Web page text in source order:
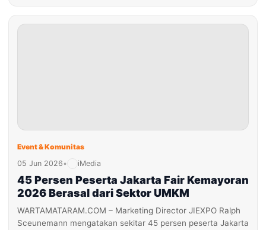
Event & Komunitas
05 Jun 2026• iMedia
45 Persen Peserta Jakarta Fair Kemayoran
2026 Berasal dari Sektor UMKM
WARTAMATARAM.COM – Marketing Director JIEXPO Ralph
Sceunemann mengatakan sekitar 45 persen peserta Jakarta